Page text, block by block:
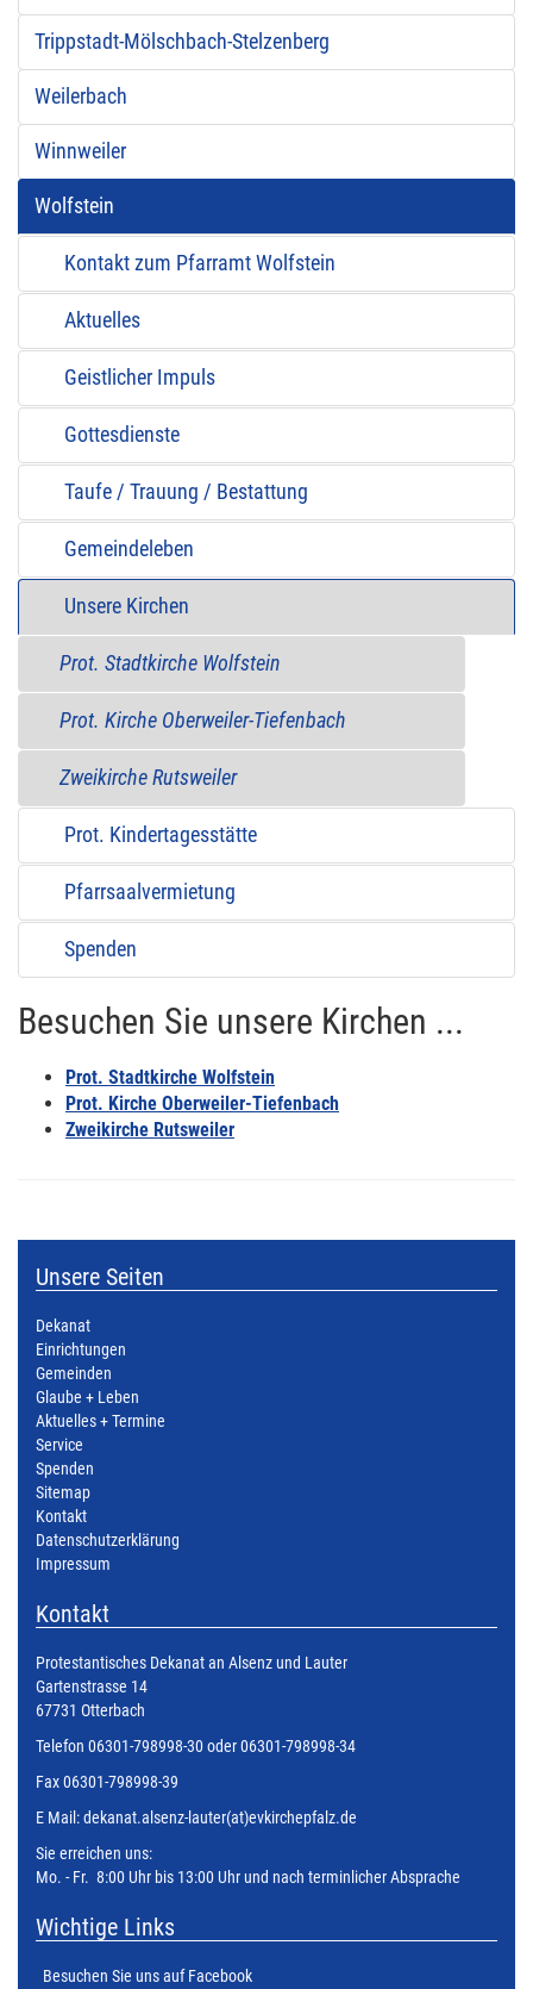
Trippstadt-Mölschbach-Stelzenberg
Weilerbach
Winnweiler
Wolfstein
Kontakt zum Pfarramt Wolfstein
Aktuelles
Geistlicher Impuls
Gottesdienste
Taufe / Trauung / Bestattung
Gemeindeleben
Unsere Kirchen
Prot. Stadtkirche Wolfstein
Prot. Kirche Oberweiler-Tiefenbach
Zweikirche Rutsweiler
Prot. Kindertagesstätte
Pfarrsaalvermietung
Spenden
Besuchen Sie unsere Kirchen ...
Prot. Stadtkirche Wolfstein
Prot. Kirche Oberweiler-Tiefenbach
Zweikirche Rutsweiler
Unsere Seiten
Dekanat
Einrichtungen
Gemeinden
Glaube + Leben
Aktuelles + Termine
Service
Spenden
Sitemap
Kontakt
Datenschutzerklärung
Impressum
Kontakt
Protestantisches Dekanat an Alsenz und Lauter
Gartenstrasse 14
67731 Otterbach
Telefon 06301-798998-30 oder 06301-798998-34
Fax 06301-798998-39
E Mail:dekanat.alsenz-lauter(at)evkirchepfalz.de
Sie erreichen uns:
Mo. - Fr. 8:00 Uhr bis 13:00 Uhr und nach terminlicher Absprache
Wichtige Links
Besuchen Sie uns auf Facebook